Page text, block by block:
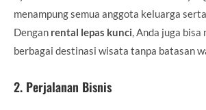
menampung semua anggota keluarga
Dengan rental lepas kunci , Anda juga
berbagai destinasi wisata tanpa batasan
2. Perjalanan Bisnis